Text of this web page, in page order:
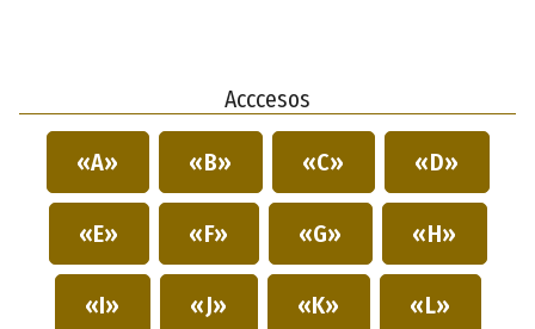
Acccesos
«A» «B» «C» «D»
«E» «F» «G» «H»
«I» «J» «K» «L»